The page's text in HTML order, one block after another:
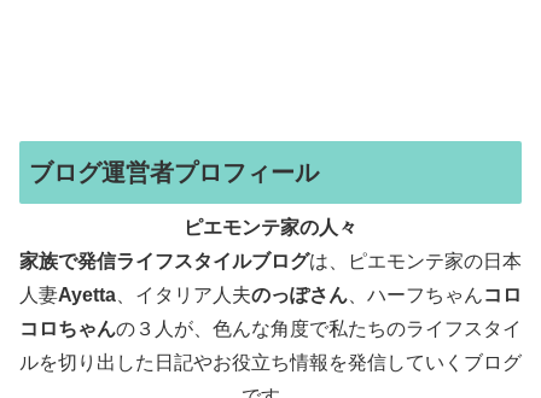
ブログ運営者プロフィール
ピエモンテ家の人々
家族で発信ライフスタイルブログは、ピエモンテ家の日本
人妻Ayetta 、イタリア人夫のっぽさん 、ハーフちゃんコロ
コロちゃんの３人が、色んな角度で私たちのライフスタイ
ルを切り出した日記やお役立ち情報を発信していくブログ